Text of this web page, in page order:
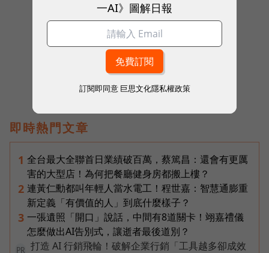
往下滑看下一篇文章
即時熱門文章
1 全台最大全聯首日業績破百萬，蔡篤昌：還會有更厲
害的大型店！為何把餐廳健身房都搬上樓？
2 連黃仁勳都叫年輕人當水電工！程世嘉：智慧通膨重
新定義「有價值的人」到底什麼樣子？
3 一張遺照「開口」說話，中間有8道關卡！翊嘉禮儀
怎麼做出AI告別式，讓逝者最後道別？
PR
打造 AI 行銷飛輪！破解企業行銷「工具越多卻成效
一AI》圖解日報
訂閱即同意 巨思文化隱私權政策